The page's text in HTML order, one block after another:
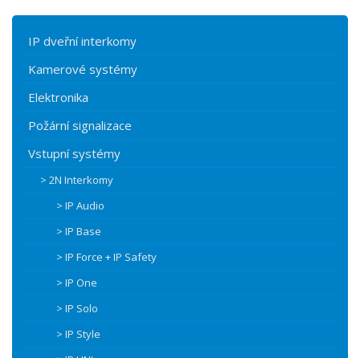
IP dveřní interkomy
Kamerové systémy
Elektronika
Požární signalizace
Vstupní systémy
> 2N Interkomy
> IP Audio
> IP Base
> IP Force + IP Safety
> IP One
> IP Solo
> IP Style